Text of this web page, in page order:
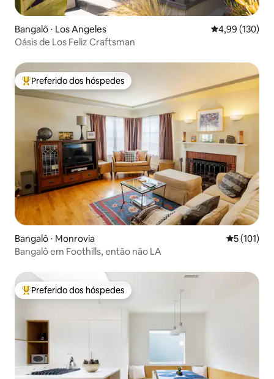
Bangalô ⋅ Los Angeles 4,99 de uma
4,99 (130)
Oásis de Los Feliz Craftsman
Entre os melhores preferidos dos hóspedes
Preferido dos hóspedes
Bangalô ⋅ Monrovia 5 de uma
5 (101)
Bangalô em Foothills, então não LA
Entre os melhores preferidos dos hóspedes
Preferido dos hóspedes